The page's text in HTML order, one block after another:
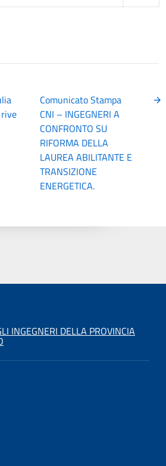
Comunicato Stampa
CNI – INGEGNERI A
CONFRONTO SU
RIFORMA DELLA
LAUREA ABILITANTE E
TRANSIZIONE
ENERGETICA.
INGEGNERI DELLA PROVINCIA